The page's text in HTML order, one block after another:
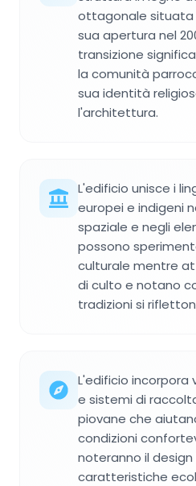
ottagonale situata
sua apertura nel
transizione
la comunità
sua identità
l'architettura.
L'edificio unisce i
europei e indigeni
spaziale e negli
possono
culturale mentre
di culto e notano
tradizioni si
L'edificio incorpora
e sistemi di
piovane che
condizioni
noteranno il
caratteristiche